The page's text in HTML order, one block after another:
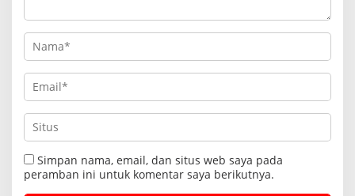
Simpan nama, email, dan situs web saya pada
peramban ini untuk komentar saya berikutnya.